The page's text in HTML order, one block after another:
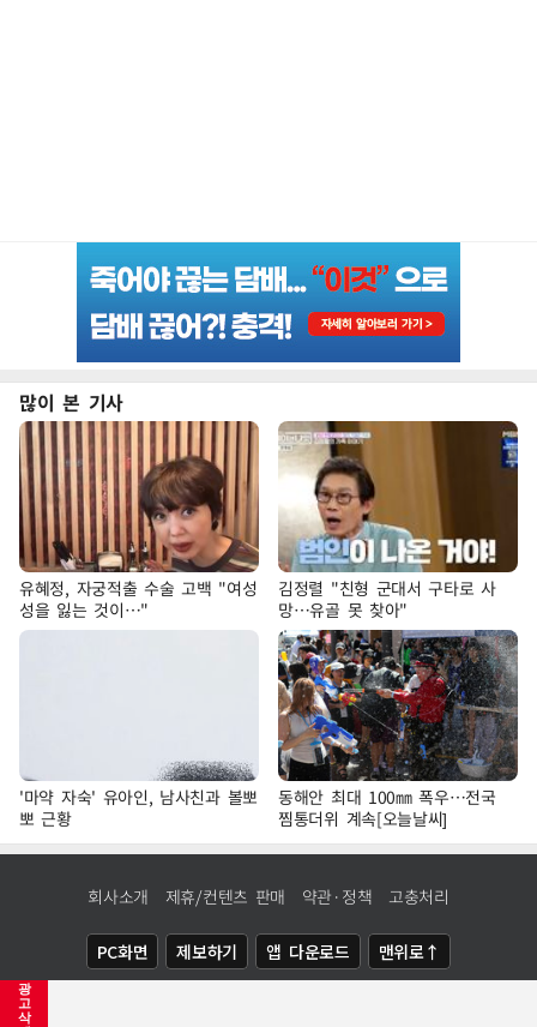
광
고
삭
많이 본 기사
유혜정, 자궁적출 수술 고백 "여성
성을 잃는 것이…"
김정렬 "친형 군대서 구타로 사
망…유골 못 찾아"
'마약 자숙' 유아인, 남사친과 볼뽀
뽀 근황
동해안 최대 100㎜ 폭우…전국
찜통더위 계속[오늘날씨]
회사소개 제휴/컨텐츠 판매 약관·정책 고충처리
PC화면 제보하기 앱 다운로드 맨위로↑